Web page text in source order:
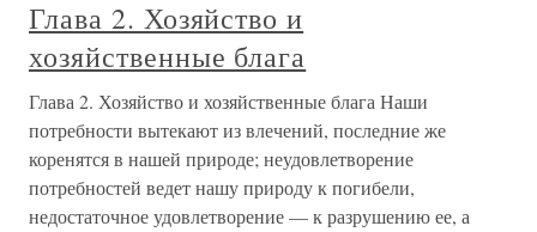
Глава 2. Хозяйство и
хозяйственные блага
Глава 2. Хозяйство и хозяйственные блага Наши
потребности вытекают из влечений, последние же
коренятся в нашей природе; неудовлетворение
потребностей ведет нашу природу к погибели,
недостаточное удовлетворение — к разрушению ее, а